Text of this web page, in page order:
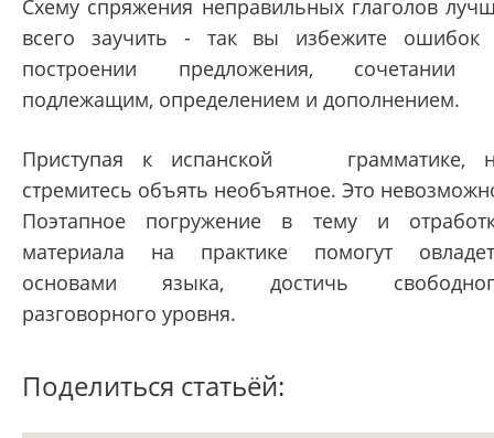
Схему спряжения неправильных глаголов
всего заучить - так вы избежите ошибок
построении предложения, сочетании
подлежащим, определением и дополнением.
Приступая к испанской грамматике,
стремитесь объять необъятное. Это
Поэтапное погружение в тему и
материала на практике помогут
основами языка, достичь
разговорного уровня.
Поделиться статьёй: